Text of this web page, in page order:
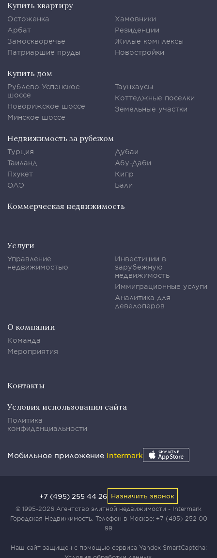
Купить квартиру
Остоженка
Арбат
Замоскворечье
Патриаршие пруды
Хамовники
Резиденции
Жилые комплексы
Новостройки
Купить дом
Рублево-Успенское
шоссе
Новорижское шоссе
Минское шоссе
Таунхаусы
Коттеджные поселки
Земельные участки
Недвижимость за рубежом
Турция
Таиланд
Пхукет
ОАЭ
Дубаи
Абу-Даби
Кипр
Бали
Коммерческая недвижимость
Услуги
Управление
недвижимостью
Инвестиции в
зарубежную
недвижимость
Иммиграционные услуги
Аналитика для
девелоперов
О компании
Команда
Мероприятия
Контакты
Условия использования сайта
Политика
конфиденциальности
Мобильное приложение Intermark
© 1995-2026 Агентство элитной недвижимости - Intermark
Городская Недвижимость. Телефон в Москве: +7 (495) 252 00
99
Наш сайт защищен с помощью сервиса Yandex SmartCaptcha:
+7 (495) 255 44 26 Назначить звонок